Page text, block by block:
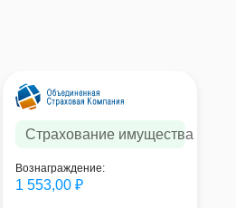
Страхование имущества
Вознаграждение:
1 553,00 ₽